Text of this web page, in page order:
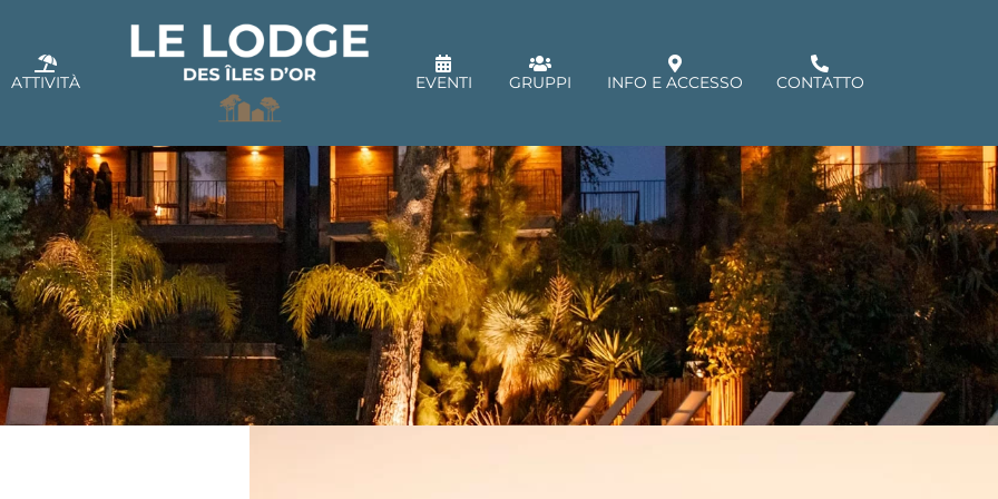
ATTIVITÀ EVENTI GRUPPI INFO E ACCESSO CONTATTO